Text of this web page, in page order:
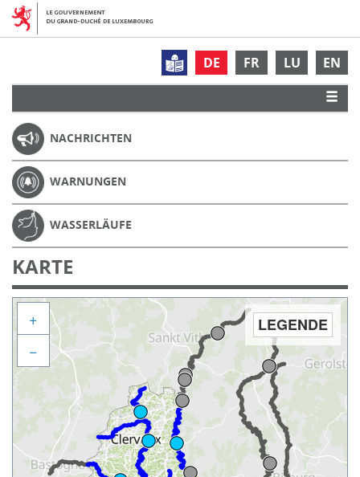
DE FR LU EN
NACHRICHTEN
WARNUNGEN
WASSERLÄUFE
KARTE
LEGENDE
+
−